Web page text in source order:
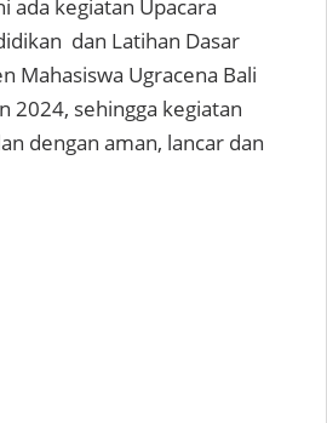
ada kegiatan Upacara
dan Latihan Dasar
Mahasiswa Ugracena Bali
2024, sehingga kegiatan
dengan aman, lancar dan